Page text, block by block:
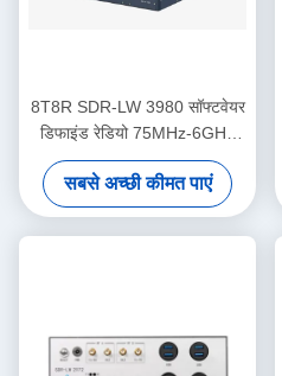
8T8R SDR-LW 3980 सॉफ्टवेयर
डिफाइंड रेडियो 75MHz-6GHz
450MHz TX BW
सबसे अच्छी कीमत पाएं